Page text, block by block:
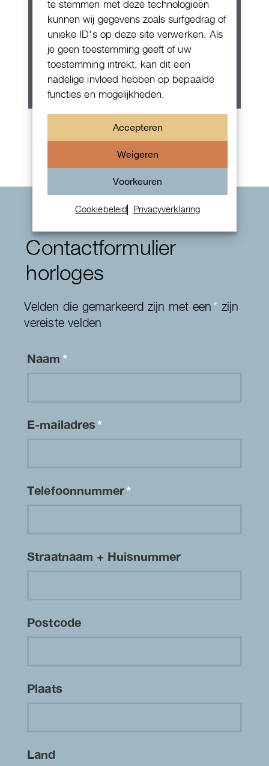
te stemmen met deze technologieën
kunnen wij gegevens zoals surfgedrag of
unieke ID's op deze site verwerken. Als
je geen toestemming geeft of uw
toestemming intrekt, kan dit een
nadelige invloed hebben op bepaalde
functies en mogelijkheden.
Accepteren
Weigeren
Voorkeuren
Cookiebeleid Privacyverklaring
Rolex Oyster Perpetual 36
Contactformulier
horloges
Velden die gemarkeerd zijn met een* zijn
vereiste velden
Naam*
E-mailadres*
Telefoonnummer*
Straatnaam + Huisnummer
Postcode
Plaats
Land